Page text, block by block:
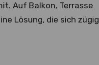
Auf Balkon, Terrasse
Lösung, die sich zügig